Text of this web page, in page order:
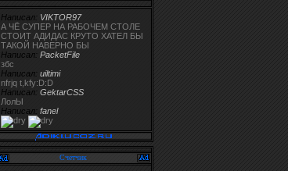
Написал: VIKTOR97
А ЧЁ СУПЕР НА РАБОЧЕМ СТОЛЕ
СТОИТ АДИДАС КРУТО ХАТЕЛ БЫ
ТАКОЙ НАВЕРНО БЫ
Написал: PacketFile
збс
Написал: uiltimi
nfrjq t,kfy:D:D
Написал: GektarCSS
ЛолЫ
Написал: fanel
Счетчик